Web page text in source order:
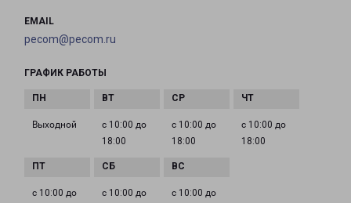
EMAIL
pecom@pecom.ru
ГРАФИК РАБОТЫ
Выходной
с 10:00 до
18:00
с 10:00 до
18:00
с 10:00 до
18:00
с 10:00 до
с 10:00 до
с 10:00 до